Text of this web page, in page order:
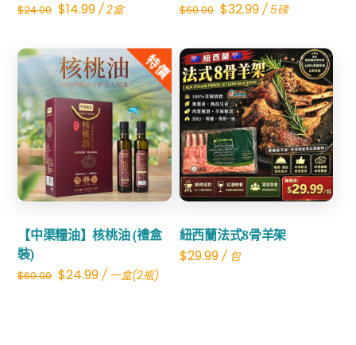
$24.00 Original
was:
$24.00.
$14.99Current
is:
$14.99.
/ 2盒 $60.00 Original
was:
$60.00.
$32.99Current
is:
$32.99.
/ 5磅
特價
【中渠糧油】核桃油 (禮盒
裝)
$60.00 Original
$24.99Current
/ 一盒(2瓶)
Share
紐西蘭法式8骨羊架
$29.99/ 包
Share